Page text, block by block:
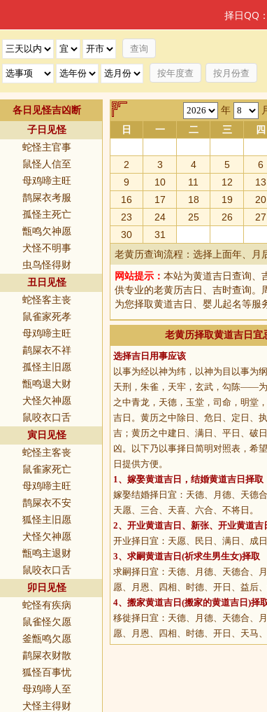
按年度查 按月份查
择日QQ：
各日见怪吉凶断
子日见怪
蛇怪主官事
鼠怪人信至
母鸡啼主旺
鹊屎衣考服
孤怪主死亡
甑鸣欠神愿
犬怪不明事
虫鸟怪得财
丑日见怪
蛇怪客主丧
鼠雀家死孝
母鸡啼主旺
鹋屎衣不祥
孤怪主旧愿
甑鸣退大财
犬怪欠神愿
鼠咬衣口舌
寅日见怪
蛇怪主客丧
鼠雀家死亡
母鸡啼主旺
鹊屎衣不安
狐怪主旧愿
犬怪欠神愿
甑鸣主退财
鼠咬衣口舌
卯日见怪
蛇怪有疾病
鼠雀怪欠愿
釜甑鸣欠愿
鹋屎衣财散
狐怪百事忧
母鸡啼人至
犬怪主得财
年
日 一 二 三 四
2
3 4 5 6
9
10 11 12 13
16
17 18 19 20
23
24 25 26 27
30
31
老黄历查询流程：选择上面年、月
网站提示： 本站为黄道吉日查询、
供专业的老黄历吉日、吉时查询。
为您择取黄道吉日、婴儿起名等服
老黄历择取黄道吉日宜
选择吉日用事应该
以事为经以神为纬，以神为目以事为
天刑，朱雀，天牢，玄武，勾陈——
之中青龙，天德，玉堂，司命，明
吉日。黄历之中除日、危日、定日、
吉；黄历之中建日、满日、平日、破
凶。以下乃以事择日简明对照表，希
日提供方便。
1、 嫁娶黄道吉日 ，结婚黄道吉日择取
嫁娶结婚择日宜：天德、月德、天德
天愿、三合、天喜、六合、不将日。
2、 开业黄道吉日 、新张、开业黄道吉
开业择日宜：天愿、民日、满日、成
3、 求嗣黄道吉日 (祈求生男生女)择取
求嗣择日宜：天德、月德、天德合、
愿、月恩、四相、时德、开日、益后、
4、 搬家黄道吉日 (搬家的黄道吉日)择
移徙择日宜：天德、月德、天德合、
愿、月恩、四相、时德、开日、天马、